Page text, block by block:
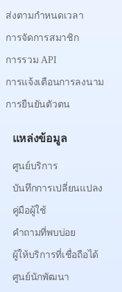
ส่งตามกำหนดเวลา
การจัดการสมาชิก
การรวม API
การแจ้งเตือนการลงนาม
การยืนยันตัวตน
แหล่งข้อมูล
ศูนย์บริการ
บันทึกการเปลี่ยนแปลง
คู่มือผู้ใช้
คำถามที่พบบ่อย
ผู้ให้บริการที่เชื่อถือได้
ศูนย์นักพัฒนา